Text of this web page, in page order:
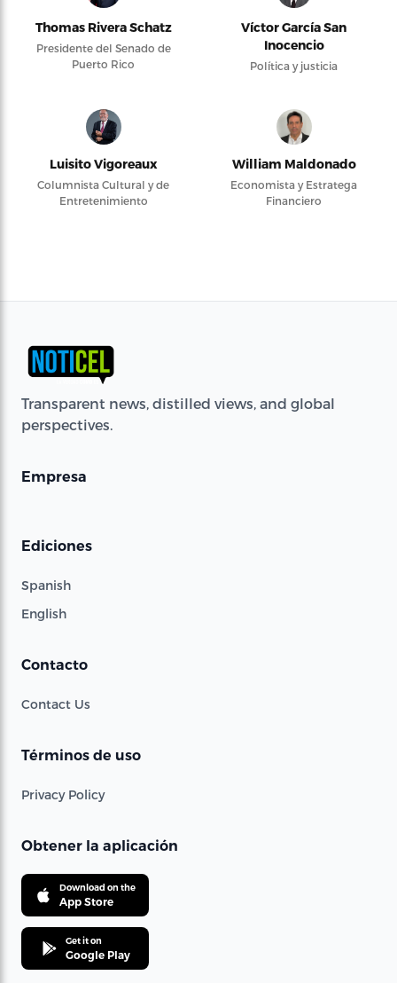
Thomas Rivera Schatz
Presidente del Senado de
Puerto Rico
Víctor García San
Inocencio
Política y justicia
Luisito Vigoreaux
Columnista Cultural y de
Entretenimiento
William Maldonado
Economista y Estratega
Financiero
Transparent news, distilled views, and global
perspectives.
Empresa
Ediciones
Spanish
English
Contacto
Contact Us
Términos de uso
Privacy Policy
Obtener la aplicación
Download on the
App Store
Get it on
Google Play